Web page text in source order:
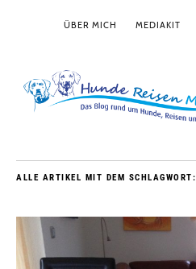
ÜBER MICH MEDIAKIT
ALLE ARTIKEL MIT DEM SCHLAGWORT: